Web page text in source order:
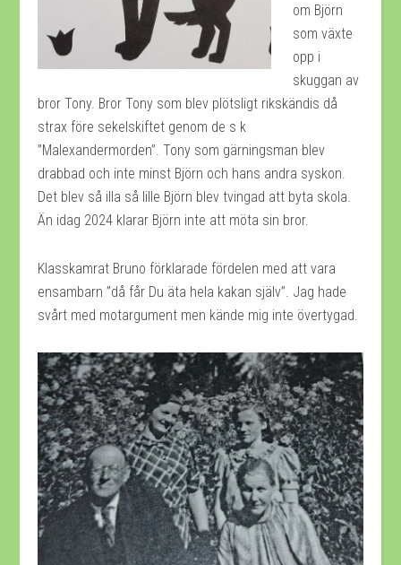
om Björn
som växte
opp i
skuggan av
bror Tony. Bror Tony som blev plötsligt rikskändis då
strax före sekelskiftet genom de s k
”Malexandermorden”. Tony som gärningsman blev
drabbad och inte minst Björn och hans andra syskon.
Det blev så illa så lille Björn blev tvingad att byta skola.
Än idag 2024 klarar Björn inte att möta sin bror.
Klasskamrat Bruno förklarade fördelen med att vara
ensambarn ”då får Du äta hela kakan själv”. Jag hade
svårt med motargument men kände mig inte övertygad.